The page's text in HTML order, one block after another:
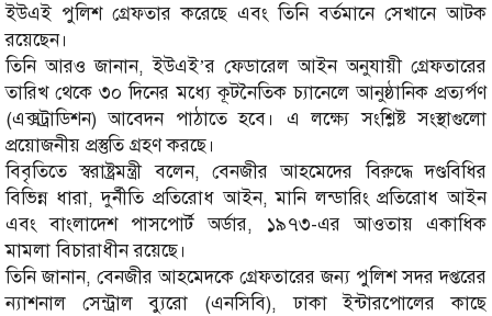
ইউএই পুলিশ গ্রেফতার করেছে এবং তিনি বর্তমানে সেখানে আটক
রয়েছেন।
তিনি আরও জানান, ইউএই’র ফেডারেল আইন অনুযায়ী গ্রেফতারের
তারিখ থেকে ৩০ দিনের মধ্যে কূটনৈতিক চ্যানেলে আনুষ্ঠানিক প্রত্যর্পণ
(এক্সট্রাডিশন) আবেদন পাঠাতে হবে। এ লক্ষ্যে সংশ্লিষ্ট সংস্থাগুলো
প্রয়োজনীয় প্রস্তুতি গ্রহণ করছে।
বিবৃতিতে স্বরাষ্ট্রমন্ত্রী বলেন, বেনজীর আহমেদের বিরুদ্ধে দণ্ডবিধির
বিভিন্ন ধারা, দুর্নীতি প্রতিরোধ আইন, মানি লন্ডারিং প্রতিরোধ আইন
এবং বাংলাদেশ পাসপোর্ট অর্ডার, ১৯৭৩-এর আওতায় একাধিক
মামলা বিচারাধীন রয়েছে।
তিনি জানান, বেনজীর আহমেদকে গ্রেফতারের জন্য পুলিশ সদর দপ্তরের
ন্যাশনাল সেন্ট্রাল ব্যুরো (এনসিবি), ঢাকা ইন্টারপোলের কাছে